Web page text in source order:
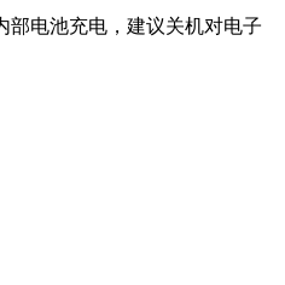
电池充电，建议关机对电子